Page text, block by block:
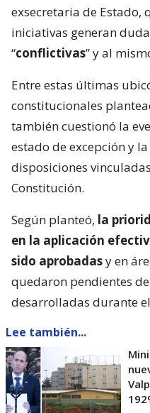
exsecretaria de Estado,
iniciativas generan
“conflictivas” y al
Entre estas últimas
constitucionales
también cuestionó la
estado de excepción y
disposiciones
Constitución.
Según planteó, la
en la aplicación
sido aprobadasy en
quedaron pendientes
desarrolladas durante
Lee también...